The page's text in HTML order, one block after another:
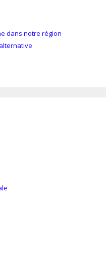
dans notre région